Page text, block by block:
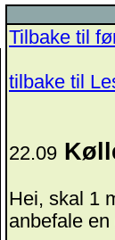
Tilbake til
tilbake til
22.09
Hei, skal 1
anbefale